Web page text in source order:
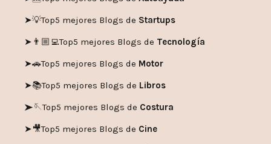
➤💡Top5 mejores Blogs de Startups
➤👨🏼‍💻Top5 mejores Blogs de Tecnología
➤🚗Top5 mejores Blogs de Motor
➤📚Top5 mejores Blogs de Libros
➤🪡Top5 mejores Blogs de Costura
➤🎥Top5 mejores Blogs de Cine